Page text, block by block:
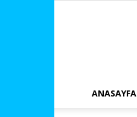
ANASAYFA